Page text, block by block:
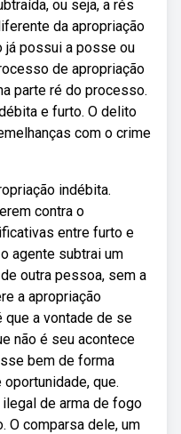
ou seja, a rés
da apropriação
já possui a posse ou
de apropriação
parte ré do processo.
e furto. O delito
com o crime
indébita.
contra o
entre furto e
agente subtrai um
outra pessoa, sem a
a apropriação
que a vontade de se
não é seu acontece
bem de forma
que.
de arma de fogo
O comparsa dele, um